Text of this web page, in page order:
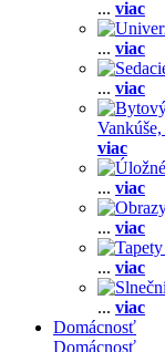
... viac
... viac
... viac
Vankúše,
viac
... viac
... viac
... viac
... viac
Domácnosť
Domácnosť